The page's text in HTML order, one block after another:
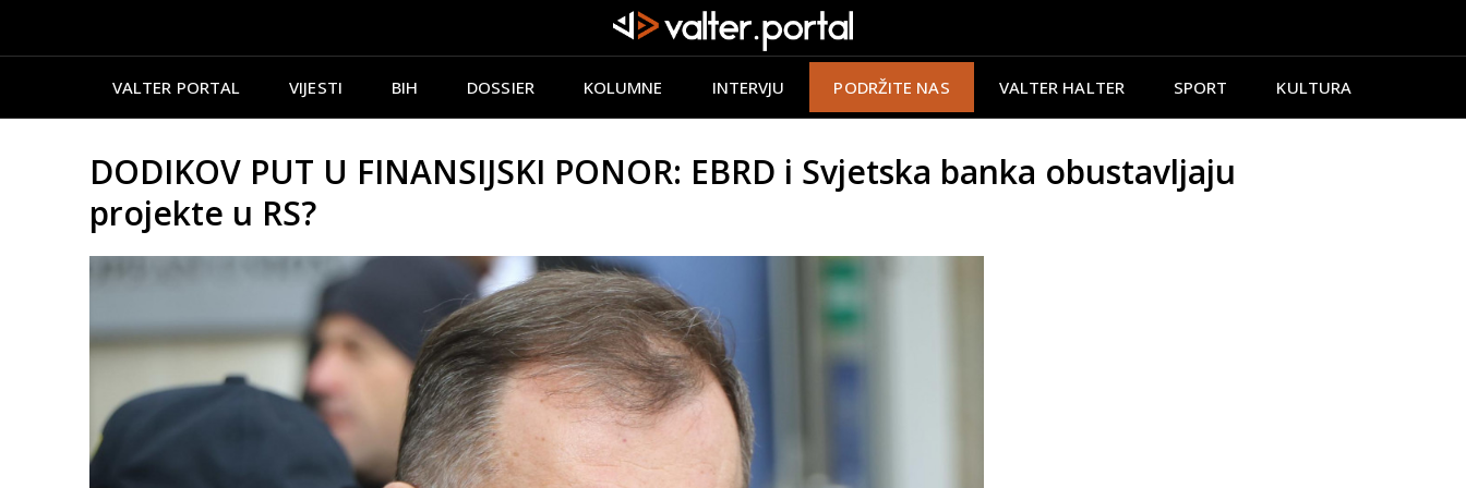
VALTER PORTAL VIJESTI BIH DOSSIER KOLUMNE INTERVJU PODRŽITE NAS VALTER HALTER SPORT KULTURA
DODIKOV PUT U FINANSIJSKI PONOR: EBRD i Svjetska banka obustavljaju
projekte u RS?